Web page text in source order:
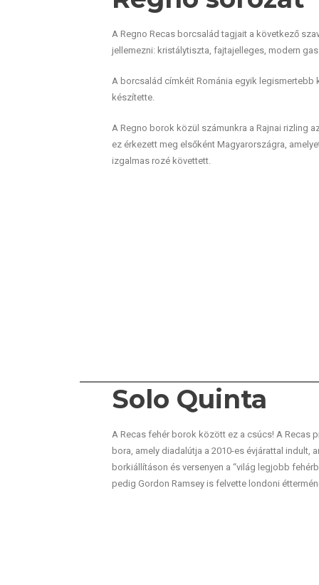
A Regno Recas borcsalád tagjait a következő
jellemezni: kristálytiszta, fajtajelleges, modern
A borcsalád címkéit Románia egyik legismertebb
készítette.
A Regno borok közül számunkra a Rajnai rizling
ez érkezett meg elsőként Magyarországra,
izgalmas rozé követtett.
Solo Quinta
A Recas fehér borok között ez a csúcs! A Recas
bora, amely diadalútja a 2010-es évjárattal indult,
borkiállításon és versenyen a “világ legjobb
pedig Gordon Ramsey is felvette londoni